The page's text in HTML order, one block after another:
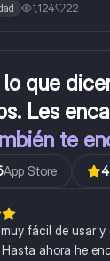
1,124 22
lo que
Les
te
App Store
fácil de usar y
ahora he